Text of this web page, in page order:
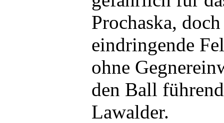
Prochaska,
eindringende
ohne
den Ball
Lawalder.